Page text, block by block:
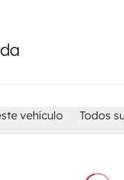
vehículo Todos